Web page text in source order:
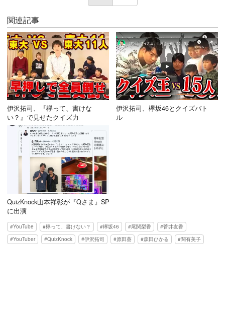
関連記事
伊沢拓司、『欅って、書けな
い？』で見せたクイズ力
伊沢拓司、欅坂46とクイズバト
ル
QuizKnock山本祥彰が『Qさま』SP
に出演
YouTube 欅って、書けない？ 欅坂46 尾関梨香
菅井友香
YouTuber
QuizKnock 伊沢拓司 原田葵 森田ひかる 関有美子